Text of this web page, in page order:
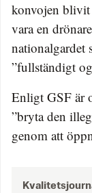
konvojen blivit
vara en
nationalgardet
”fullständigt
Enligt GSF är
”bryta den
genom att